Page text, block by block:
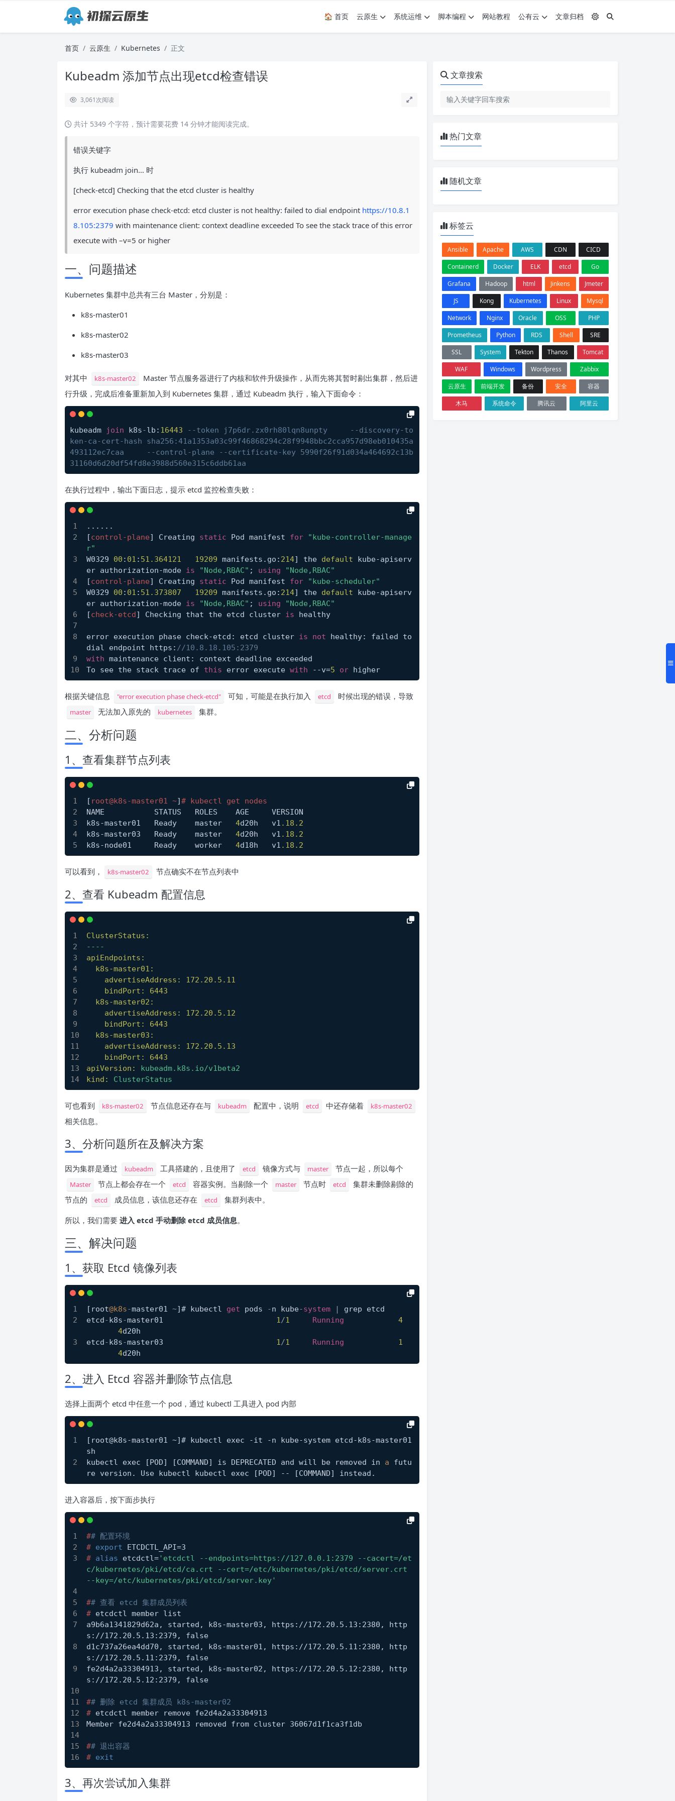
🏠 首页 云原生 系统运维 脚本编程 网站教程 公有云 文章归档
首页 云原生 Kubernetes 正文
Kubeadm 添加节点出现etcd检查错误
3,061次阅读
共计 5349 个字符，预计需要花费 14 分钟才能阅读完成。
错误关键字
执行 kubeadm join… 时
[check-etcd] Checking that the etcd cluster is healthy
error execution phase check-etcd: etcd cluster is not healthy: failed to dial endpoint https://10.8.1
8.105:2379 with maintenance client: context deadline exceeded To see the stack trace of this error
execute with –v=5 or higher
一、问题描述
Kubernetes 集群中总共有三台 Master，分别是：
k8s-master01
k8s-master02
k8s-master03
对其中 k8s-master02
Master 节点服务器进行了内核和软件升级操作，从而先将其暂时剔出集群，然后进
行升级，完成后准备重新加入到 Kubernetes 集群，通过 Kubeadm 执行，输入下面命令：
kubeadm join k8s-lb: 16443
--token j7p6dr.zx0rh80lqn8unpty     --discovery-to
ken-ca-cert-hash sha256:41a1353a03c99f46868294c28f9948bbc2cca957d98eb010435a
493112ec7caa     --control-plane --certificate-key 5990f26f91d034a464692c13b
31160d6d20df54fd8e3988d560e315c6ddb61aa
在执行过程中，输出下面日志，提示 etcd 监控检查失败：
......
[control-plane] Creating static Pod manifest for
"kube-controller-manage
r"
W0329 00 : 01 : 51.364121 19209 manifests.go: 214] the default kube-apiserv
er authorization-mode is "Node,RBAC" ; using
"Node,RBAC"
[control-plane] Creating static Pod manifest for
"kube-scheduler"
W0329 00 : 01 : 51.373807 19209 manifests.go: 214] the default kube-apiserv
er authorization-mode is "Node,RBAC" ; using
"Node,RBAC"
[check-etcd] Checking that the etcd cluster is healthy
error execution phase check-etcd: etcd cluster is not healthy: failed to
dial endpoint https: //10.8.18.105:2379
with maintenance client: context deadline exceeded
To see the stack trace of this error execute with --v=5 or higher
根据关键信息 "error execution phase check-etcd" 可知，可能是在执行加入 etcd 时候出现的错误，导致
master 无法加入原先的 kubernetes 集群。
二、分析问题
1、查看集群节点列表
[ root@k8s-master01 ~]# kubectl get nodes
NAME           STATUS   ROLES    AGE     VERSION
k8s-master01   Ready    master 4d20h   v1 .18 .2
k8s-master03   Ready    master 4d20h   v1 .18 .2
k8s-node01     Ready    worker 4d18h   v1 .18 .2
可以看到， k8s-master02 节点确实不在节点列表中
2、查看 Kubeadm 配置信息
ClusterStatus:
----
apiEndpoints:
k8s-master01:
advertiseAddress:
172.20 .5 .11
bindPort:
6443
k8s-master02:
advertiseAddress:
172.20 .5 .12
bindPort:
6443
k8s-master03:
advertiseAddress:
172.20 .5 .13
bindPort:
6443
apiVersion:
kubeadm.k8s.io/v1beta2
kind:
ClusterStatus
可也看到 k8s-master02 节点信息还存在与 kubeadm 配置中，说明 etcd 中还存储着 k8s-master02
相关信息。
3、分析问题所在及解决方案
因为集群是通过 kubeadm 工具搭建的，且使用了 etcd 镜像方式与 master 节点一起，所以每个
Master 节点上都会存在一个 etcd 容器实例。当剔除一个 master 节点时 etcd
集群未删除剔除的
节点的
etcd 成员信息，该信息还存在 etcd 集群列表中。
所以，我们需要 进入 etcd 手动删除 etcd 成员信息。
三、解决问题
1、获取 Etcd 镜像列表
[root@k8s-master01 ~]# kubectl get pods -n kube-system |
grep etcd
etcd-k8s-master01 1/1 Running
4
4d20h
etcd-k8s-master03 1/1 Running
1
4d20h
2、进入 Etcd 容器并删除节点信息
选择上面两个 etcd 中任意一个 pod，通过 kubectl 工具进入 pod 内部
[root@k8s-master01 ~]# kubectl exec -it -n kube-system etcd-k8s-master01
sh
kubectl exec
[POD] [COMMAND] is DEPRECATED and will be removed in a futu
re version. Use kubectl kubectl exec
[POD] -- [COMMAND] instead.
进入容器后，按下面步执行
## 配置环境
# export ETCDCTL_API=3
# alias etcdctl= 'etcdctl --endpoints=https://127.0.0.1:2379 --cacert=/et
c/kubernetes/pki/etcd/ca.crt --cert=/etc/kubernetes/pki/etcd/server.crt
--key=/etc/kubernetes/pki/etcd/server.key'
## 查看 etcd 集群成员列表
# etcdctl member list
a9b6a1341829d62a, started, k8s-master03, https://172.20.5.13:2380, http
s://172.20.5.13:2379, false
d1c737a26ea4dd70, started, k8s-master01, https://172.20.5.11:2380, http
s://172.20.5.11:2379, false
fe2d4a2a33304913, started, k8s-master02, https://172.20.5.12:2380, http
s://172.20.5.12:2379, false
## 删除 etcd 集群成员 k8s-master02
# etcdctl member remove fe2d4a2a33304913
Member fe2d4a2a33304913 removed from cluster 36067d1f1ca3f1db
## 退出容器
# exit
3、再次尝试加入集群
文章搜索
热门文章
随机文章
标签云
Ansible Apache AWS CDN
CICD
Containerd
Docker ELK etcd
Go
Grafana
Hadoop html Jinkens
Jmeter
JS
Kong Kubernetes Linux
Mysql
Network
Nginx Oracle OSS
PHP
Prometheus
Python RDS Shell
SRE
SSL
System Tekton Thanos
Tomcat
WAF
Windows Wordpress
Zabbix
云原生
前端开发 备份 安全
容器
木马
系统命令 腾讯云 阿里云